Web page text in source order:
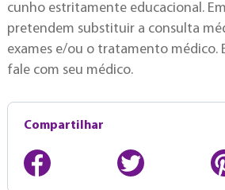
cunho estritamente educacional.
pretendem substituir a consulta
exames e/ou o tratamento médico.
fale com seu médico.
Compartilhar